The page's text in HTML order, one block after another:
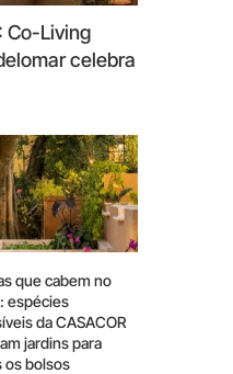
Co-Living
celebra
que cabem no
espécies
da CASACOR
jardins para
os bolsos